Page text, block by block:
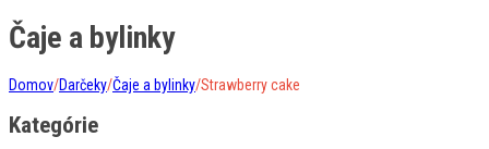
Čaje a bylinky
Domov/Darčeky/Čaje a bylinky/Strawberry cake
Kategórie